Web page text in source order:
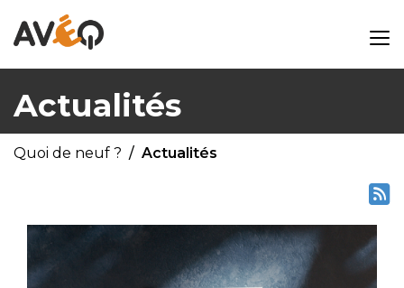
Actualités
Quoi de neuf ? Actualités